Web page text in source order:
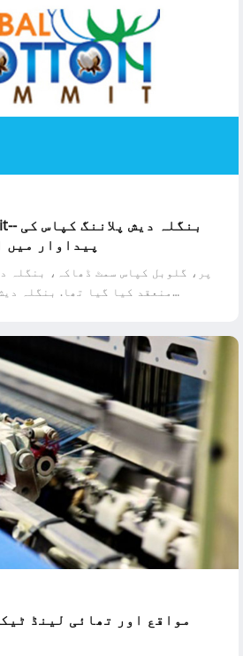
پیداوار میں
منعقد کیا گیا تھا. بنگلہ
مواقع اور تھائی لینڈ